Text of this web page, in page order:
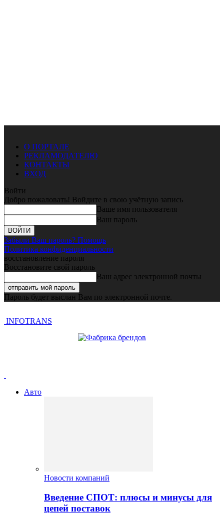
О ПОРТАЛЕ
РЕКЛАМОДАТЕЛЮ
КОНТАКТЫ
ВХОД
Войти
Добро пожаловать! Войдите в свою учётную запись
Ваше имя пользователя
Ваш пароль
Забыли Ваш пароль? Помощь
Политика конфиденциальности
восстановление пароля
Восстановите свой пароль
Ваш адрес электронной почты
Пароль будет выслан Вам по электронной почте.
INFOTRANS
Авто
Новости компаний
Введение СПОТ: плюсы и минусы для
цепей поставок